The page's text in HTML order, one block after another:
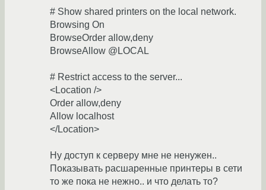
# Show shared printers on the local network.
Browsing On
BrowseOrder allow,deny
BrowseAllow @LOCAL
# Restrict access to the server...
<Location />
Order allow,deny
Allow localhost
</Location>
Ну доступ к серверу мне не ненужен..
Показывать расшаренные принтеры в сети
то же пока не нежно.. и что делать то?